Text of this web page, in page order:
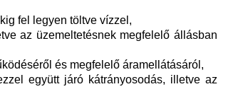
fel legyen töltve vízzel,
az üzemeltetésnek megfelelő állásban
és megfelelő áramellátásáról,
együtt járó kátrányosodás, illetve az